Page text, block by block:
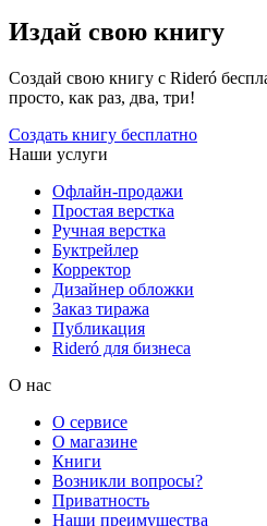
Издай свою книгу
Создай свою книгу с Rideró
просто, как раз, два, три!
Создать книгу бесплатно
Наши услуги
Офлайн-продажи
Простая верстка
Ручная верстка
Буктрейлер
Корректор
Дизайнер обложки
Заказ тиража
Публикация
Rideró для бизнеса
О нас
О сервисе
О магазине
Книги
Возникли вопросы?
Приватность
Наши преимущества